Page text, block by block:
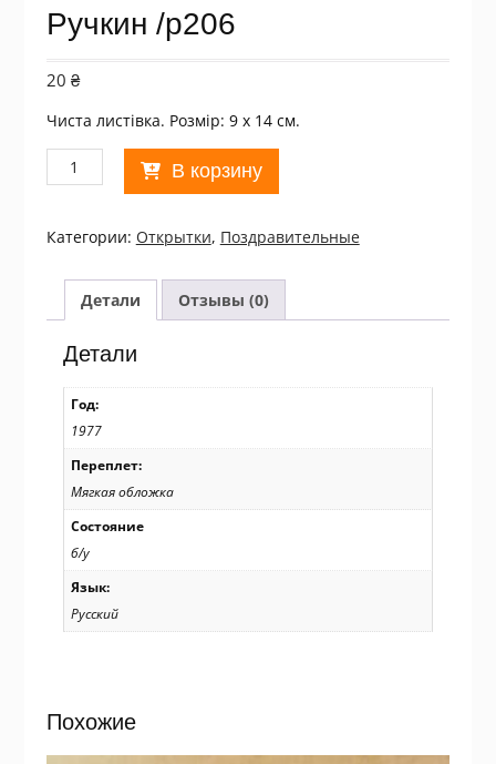
Ручкин /р206
20 ₴
Чиста листівка. Розмір: 9 х 14 см.
Количество
товара
1977.
Новым
годом!
Худ.
Поклад,
Ручкин
р206
В корзину
Категории: Открытки, Поздравительные
Детали Отзывы (0)
Детали
Год:
1977
Переплет:
Мягкая обложка
Состояние
б/у
Язык:
Русский
Похожие